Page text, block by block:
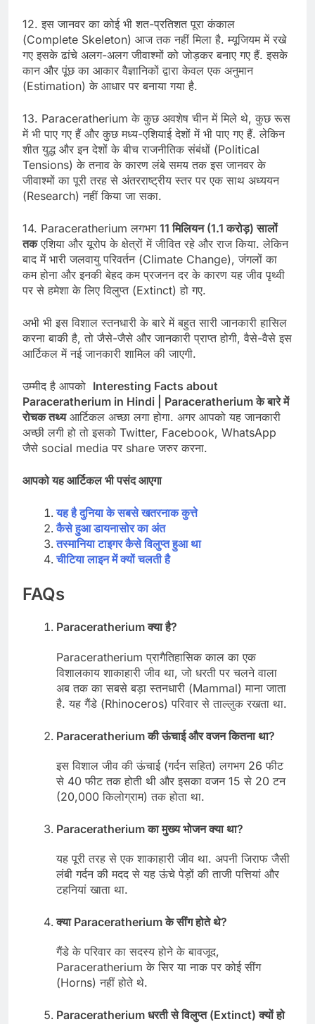
12. इस जानवर का कोई भी शत-प्रतिशत पूरा कंकाल
(Complete Skeleton) आज तक नहीं मिला है. म्यूजियम में रखे
गए इसके ढांचे अलग-अलग जीवाश्मों को जोड़कर बनाए गए हैं. इसके
कान और पूंछ का आकार वैज्ञानिकों द्वारा केवल एक अनुमान
(Estimation) के आधार पर बनाया गया है.
13. Paraceratherium के कुछ अवशेष चीन में मिले थे, कुछ रूस
में भी पाए गए हैं और कुछ मध्य-एशियाई देशों में भी पाए गए हैं. लेकिन
शीत युद्ध और इन देशों के बीच राजनीतिक संबंधों (Political
Tensions) के तनाव के कारण लंबे समय तक इस जानवर के
जीवाश्मों का पूरी तरह से अंतरराष्ट्रीय स्तर पर एक साथ अध्ययन
(Research) नहीं किया जा सका.
14. Paraceratherium लगभग 11 मिलियन (1.1 करोड़) सालों
तकएशिया और यूरोप के क्षेत्रों में जीवित रहे और राज किया. लेकिन
बाद में भारी जलवायु परिवर्तन (Climate Change), जंगलों का
कम होना और इनकी बेहद कम प्रजनन दर के कारण यह जीव पृथ्वी
पर से हमेशा के लिए विलुप्त (Extinct) हो गए.
अभी भी इस विशाल स्तनधारी के बारे में बहुत सारी जानकारी हासिल
करना बाकी है, तो जैसे-जैसे और जानकारी प्राप्त होगी, वैसे-वैसे इस
आर्टिकल में नई जानकारी शामिल की जाएगी.
उम्मीद है आपको Interesting Facts about
Paraceratherium in Hindi | Paraceratherium के बारे में
रोचक तथ्यआर्टिकल अच्छा लगा होगा. अगर आपको यह जानकारी
अच्छी लगी हो तो इसको Twitter, Facebook, WhatsApp
जैसे social media पर share जरुर करना.
आपको यह आर्टिकल भी पसंद आएगा
यह है दुनिया के सबसे खतरनाक कुत्ते
कैसे हुआ डायनासोर का अंत
तस्मानिया टाइगर कैसे विलुप्त हुआ था
चीटिया लाइन में क्यों चलती है
FAQs
Paraceratherium क्या है?
Paraceratherium प्रागैतिहासिक काल का एक
विशालकाय शाकाहारी जीव था, जो धरती पर चलने वाला
अब तक का सबसे बड़ा स्तनधारी (Mammal) माना जाता
है. यह गैंडे (Rhinoceros) परिवार से ताल्लुक रखता था.
Paraceratherium की ऊंचाई और वजन कितना था?
इस विशाल जीव की ऊंचाई (गर्दन सहित) लगभग 26 फीट
से 40 फीट तक होती थी और इसका वजन 15 से 20 टन
(20,000 किलोग्राम) तक होता था.
Paraceratherium का मुख्य भोजन क्या था?
यह पूरी तरह से एक शाकाहारी जीव था. अपनी जिराफ जैसी
लंबी गर्दन की मदद से यह ऊंचे पेड़ों की ताजी पत्तियां और
टहनियां खाता था.
क्या Paraceratherium के सींग होते थे?
गैंडे के परिवार का सदस्य होने के बावजूद,
Paraceratherium के सिर या नाक पर कोई सींग
(Horns) नहीं होते थे.
Paraceratherium धरती से विलुप्त (Extinct) क्यों हो